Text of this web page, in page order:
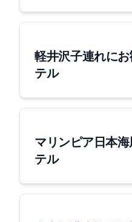
軽井沢 子連れに
テル
マリンピア日本
テル